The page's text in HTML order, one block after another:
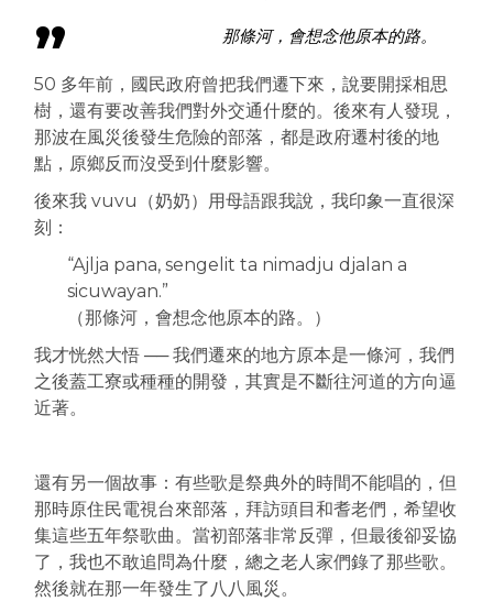
那條河，會想念他原本的路。
50 多年前，國民政府曾把我們遷下來，說要開採相思
樹，還有要改善我們對外交通什麼的。後來有人發現，
那波在風災後發生危險的部落，都是政府遷村後的地
點，原鄉反而沒受到什麼影響。
後來我 vuvu（奶奶）用母語跟我說，我印象一直很深
刻：
“Ajlja pana, sengelit ta nimadju djalan a
sicuwayan.”
（那條河，會想念他原本的路。）
我才恍然大悟 ── 我們遷來的地方原本是一條河，我們
之後蓋工寮或種種的開發，其實是不斷往河道的方向逼
近著。
還有另一個故事：有些歌是祭典外的時間不能唱的，但
那時原住民電視台來部落，拜訪頭目和耆老們，希望收
集這些五年祭歌曲。當初部落非常反彈，但最後卻妥協
了，我也不敢追問為什麼，總之老人家們錄了那些歌。
然後就在那一年發生了八八風災。